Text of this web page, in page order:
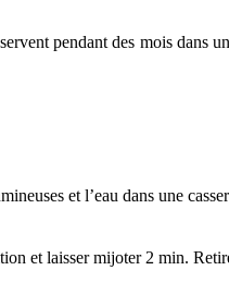
pendant des mois dans
et l’eau dans une
et laisser mijoter 2 min.